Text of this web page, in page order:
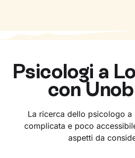
Psicologi a
con
La ricerca dello psicologo a
complicata e poco
aspetti da